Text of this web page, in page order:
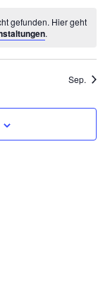
gefunden. Hier geht
.
Sep.